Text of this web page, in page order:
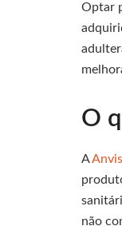
Optar
O
A
não